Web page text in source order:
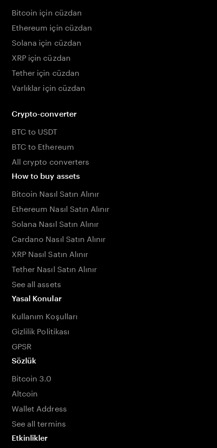
Bitcoin için cüzdan
Ethereum için cüzdan
Solana için cüzdan
XRP için cüzdan
Tether için cüzdan
Varlıklar için cüzdan
Crypto-converter
BTC to USDT
BTC to Ethereum
All crypto converters
How to buy assets
Bitcoin Nasıl Satın Alınır
Ethereum Nasıl Satın Alınır
Solana Nasıl Satın Alınır
Cardano Nasıl Satın Alınır
XRP Nasıl Satın Alınır
Tether Nasıl Satın Alınır
See all assets
Yasal Konular
Kullanım Koşulları
Gizlilik Politikası
GPSR
Sözlük
Bitcoin 3.0
Altcoin
Wallet Address
See all termins
Etkinlikler